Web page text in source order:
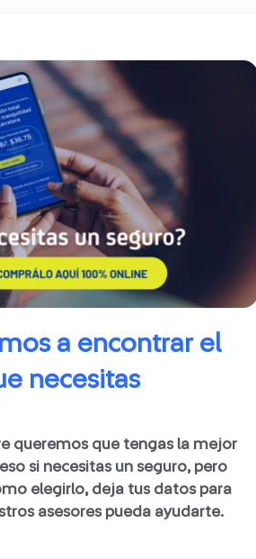
a encontrar el
necesitas
queremos que tengas la mejor
si necesitas un seguro, pero
elegirlo, deja tus datos para
asesores pueda ayudarte.